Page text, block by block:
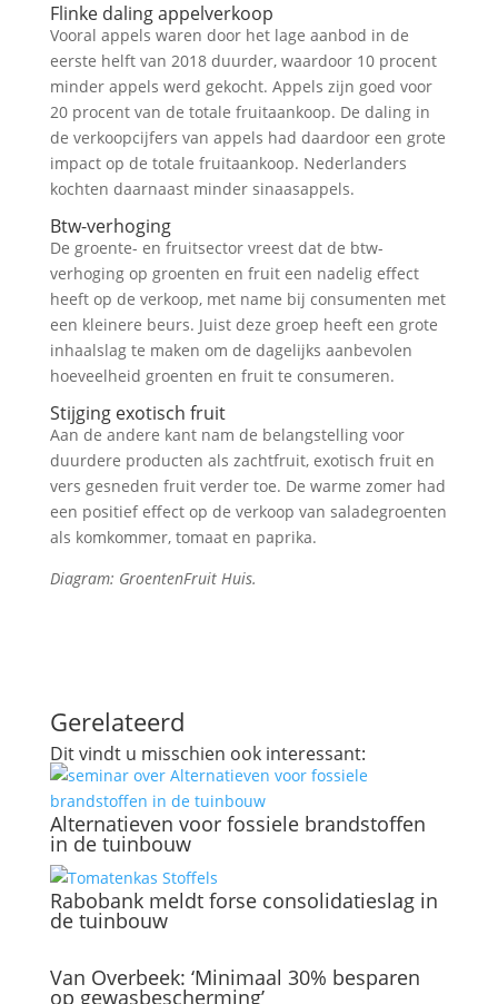
Flinke daling appelverkoop
Vooral appels waren door het lage aanbod in de
eerste helft van 2018 duurder, waardoor 10 procent
minder appels werd gekocht. Appels zijn goed voor
20 procent van de totale fruitaankoop. De daling in
de verkoopcijfers van appels had daardoor een grote
impact op de totale fruitaankoop. Nederlanders
kochten daarnaast minder sinaasappels.
Btw-verhoging
De groente- en fruitsector vreest dat de btw-
verhoging op groenten en fruit een nadelig effect
heeft op de verkoop, met name bij consumenten met
een kleinere beurs. Juist deze groep heeft een grote
inhaalslag te maken om de dagelijks aanbevolen
hoeveelheid groenten en fruit te consumeren.
Stijging exotisch fruit
Aan de andere kant nam de belangstelling voor
duurdere producten als zachtfruit, exotisch fruit en
vers gesneden fruit verder toe. De warme zomer had
een positief effect op de verkoop van saladegroenten
als komkommer, tomaat en paprika.
Diagram: GroentenFruit Huis.
Gerelateerd
Dit vindt u misschien ook interessant:
Alternatieven voor fossiele brandstoffen
in de tuinbouw
Rabobank meldt forse consolidatieslag in
de tuinbouw
Van Overbeek: ‘Minimaal 30% besparen
op gewasbescherming’